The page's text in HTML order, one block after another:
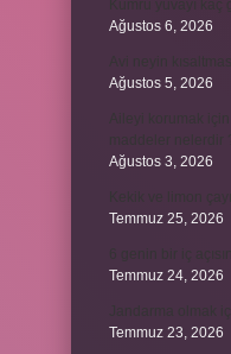
Ağustos 6, 2026
Ağustos 5, 2026
Ağustos 3, 2026
Temmuz 25, 2026
Temmuz 24, 2026
Temmuz 23, 2026